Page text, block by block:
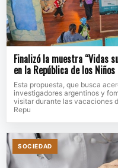
Finalizó la muestra “Vidas
en la República de los Niños
Esta propuesta, que busca
investigadores argentinos y
visitar durante las vacaciones
Repu
SOCIEDAD